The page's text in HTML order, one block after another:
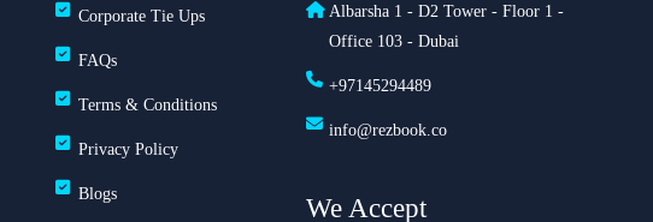
Corporate Tie Ups
FAQs
Terms & Conditions
Privacy Policy
Blogs
Albarsha 1 - D2 Tower - Floor 1 -
Office 103 - Dubai
+97145294489
info@rezbook.co
We Accept